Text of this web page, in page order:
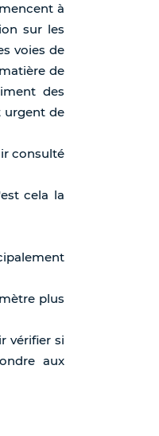
à
sur les
voies de
de
des
urgent de
consulté
cela la
plus
vérifier si
aux